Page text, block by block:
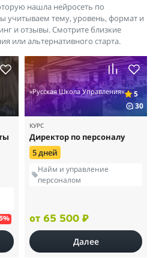
нашла нейросеть по
учитываем тему, уровень, формат и
и отзывы. Смотрите близкие
или альтернативного старта.
«Русская Школа Управления»
5
30
КУРС
Директор по персоналу
5 дней
Найм и управление
персоналом
от 65 500 ₽
Далее